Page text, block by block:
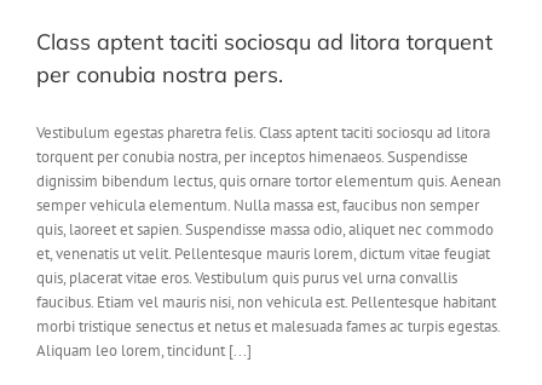
Class aptent taciti sociosqu ad litora torquent
per conubia nostra pers.
Vestibulum egestas pharetra felis. Class aptent taciti sociosqu ad litora
torquent per conubia nostra, per inceptos himenaeos. Suspendisse
dignissim bibendum lectus, quis ornare tortor elementum quis. Aenean
semper vehicula elementum. Nulla massa est, faucibus non semper
quis, laoreet et sapien. Suspendisse massa odio, aliquet nec commodo
et, venenatis ut velit. Pellentesque mauris lorem, dictum vitae feugiat
quis, placerat vitae eros. Vestibulum quis purus vel urna convallis
faucibus. Etiam vel mauris nisi, non vehicula est. Pellentesque habitant
morbi tristique senectus et netus et malesuada fames ac turpis egestas.
Aliquam leo lorem, tincidunt [...]